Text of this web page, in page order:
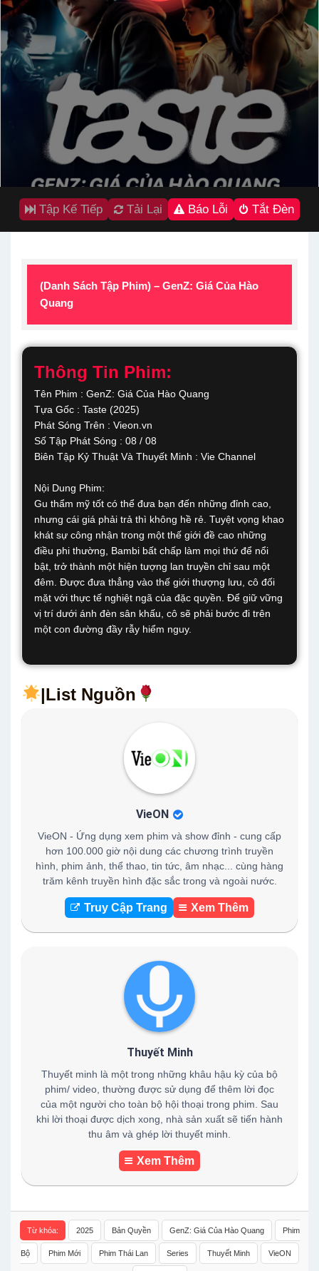
Tập Kế Tiếp Tải Lại Báo Lỗi Tắt Đèn
(Danh Sách Tập Phim) – GenZ: Giá Của Hào
Quang
Thông Tin Phim:
Tên Phim : GenZ: Giá Của Hào Quang
Tựa Gốc : Taste (2025)
Phát Sóng Trên : Vieon.vn
Số Tập Phát Sóng : 08 / 08
Biên Tập Kỷ Thuật Và Thuyết Minh : Vie Channel
Nội Dung Phim:
Gu thẩm mỹ tốt có thể đưa bạn đến những đỉnh cao,
nhưng cái giá phải trả thì không hề rẻ. Tuyệt vọng khao
khát sự công nhận trong một thế giới đề cao những
điều phi thường, Bambi bất chấp làm mọi thứ để nổi
bật, trở thành một hiện tượng lan truyền chỉ sau một
đêm. Được đưa thẳng vào thế giới thượng lưu, cô đối
mặt với thực tế nghiệt ngã của đặc quyền. Để giữ vững
vị trí dưới ánh đèn sân khấu, cô sẽ phải bước đi trên
một con đường đầy rẫy hiểm nguy.
|List Nguồn
VieON
VieON - Ứng dụng xem phim và show đỉnh - cung cấp
hơn 100.000 giờ nội dung các chương trình truyền
hình, phim ảnh, thể thao, tin tức, âm nhạc... cùng hàng
trăm kênh truyền hình đặc sắc trong và ngoài nước.
Truy Cập Trang Xem Thêm
Thuyết Minh
Thuyết minh là một trong những khâu hậu kỳ của bộ
phim/ video, thường được sử dụng để thêm lời đọc
của một người cho toàn bộ hội thoại trong phim. Sau
khi lời thoại được dịch xong, nhà sản xuất sẽ tiến hành
thu âm và ghép lời thuyết minh.
Xem Thêm
Từ khóa: 2025 Bản Quyền GenZ: Giá Của Hào Quang Phim
Bộ Phim Mới Phim Thái Lan Series Thuyết Minh VieON